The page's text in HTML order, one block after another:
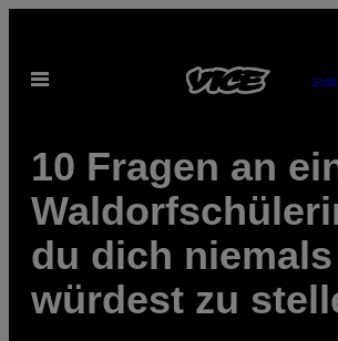
content
Open
10 Fragen an
du dich
würdest zu